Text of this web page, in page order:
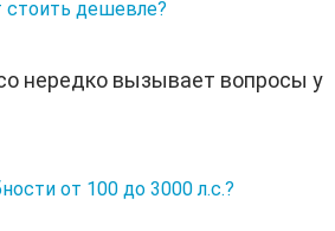
стоить дешевле?
нередко вызывает вопросы у
от 100 до 3000 л.с.?